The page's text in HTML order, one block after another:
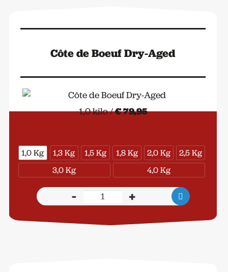
Côte de Boeuf Dry-Aged
1,0 kilo /€ 79,95
1,0 Kg 1,3 Kg 1,5 Kg 1,8 Kg 2,0 Kg
2,5 Kg
3,0 Kg
4,0 Kg
-
Côte
de
Boeuf
+